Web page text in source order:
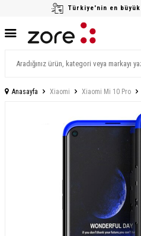
Türkiye'nin en büyük
Anasayfa Xiaomi Xiaomi Mi 10 Pro